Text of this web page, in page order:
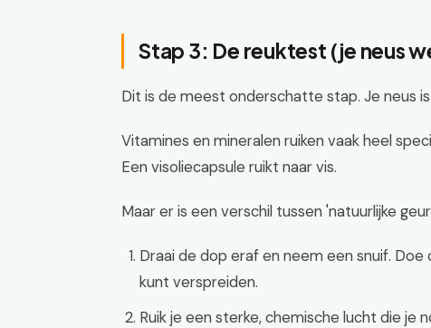
Stap 3: De reuktest (je neus
Dit is de meest onderschatte stap. Je neus
Vitamines en mineralen ruiken vaak heel
Een visoliecapsule ruikt naar vis.
Maar er is een verschil tussen 'natuurlijke
Draai de dop eraf en neem een snuif.
kunt verspreiden.
Ruik je een sterke, chemische lucht die je